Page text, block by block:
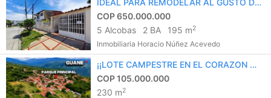
IDEAL PARA REMODELAR AL GUSTO DEL COMPRADOR
COP 650.000.000
5 Alcobas
2 BA 195 m2
Inmobiliaria Horacio Núñez Acevedo
¡¡LOTE CAMPESTRE EN EL CORAZON DE GUANE!!
COP 105.000.000
230 m2